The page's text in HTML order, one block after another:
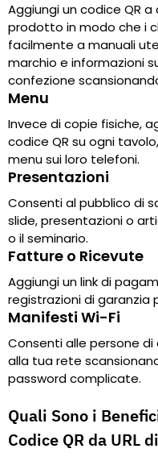
Aggiungi un codice QR
prodotto in modo che i
facilmente a manuali
marchio e informazioni
confezione
Menu
Invece di copie fisiche,
codice QR su ogni
menu sui loro telefoni.
Presentazioni
Consenti al pubblico di
slide, presentazioni o
o il seminario.
Fatture o Ricevute
Aggiungi un link di
registrazioni di garanzia
Manifesti Wi-Fi
Consenti alle persone
alla tua rete
password complicate.
Quali Sono i
Codice QR da URL